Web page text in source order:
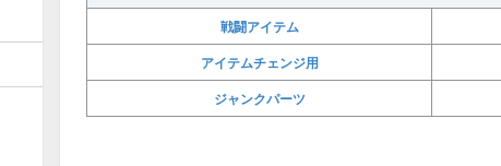
戦闘アイテム
アイテムチェンジ用
ジャンクパーツ